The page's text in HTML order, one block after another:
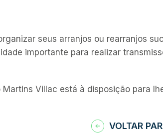
seus arranjos ou rearranjos
importante para realizar
Martins Villac está à disposição para
VOLTAR